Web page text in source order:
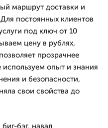
маршрут доставки и
постоянных клиентов
под ключ от 10
цену в рублях,
прозрачнее
опыт и знания
и безопасности,
свои свойства до
бэг, навал